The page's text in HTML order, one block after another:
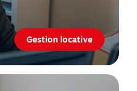
Gestion locative